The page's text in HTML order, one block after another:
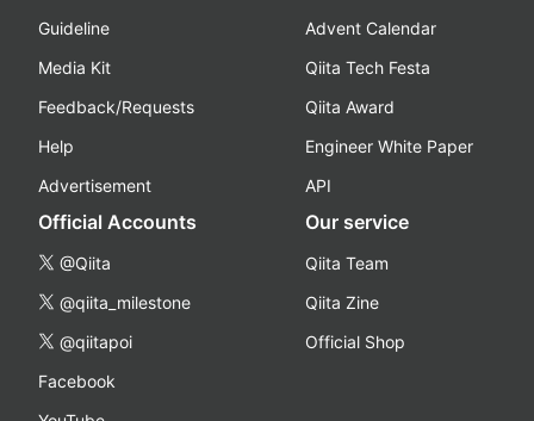
Guideline
Media Kit
Feedback/Requests
Help
Advertisement
Advent Calendar
Qiita Tech Festa
Qiita Award
Engineer White Paper
API
Official Accounts
@Qiita
@qiita_milestone
@qiitapoi
Facebook
Our service
Qiita Team
Qiita Zine
Official Shop